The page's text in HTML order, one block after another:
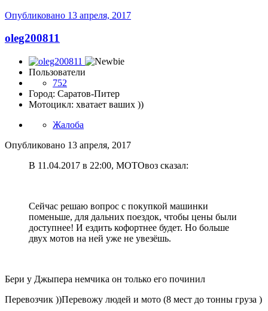
Опубликовано 13 апреля, 2017
oleg200811
Пользователи
752
Город: Саратов-Питер
Мотоцикл: хватает ваших ))
Жалоба
Опубликовано 13 апреля, 2017
В 11.04.2017 в 22:00, МОТОвоз сказал:
Сейчас решаю вопрос с покупкой машинки
поменьше, для дальних поездок, чтобы цены были
доступнее! И ездить кофортнее будет. Но больше
двух мотов на ней уже не увезёшь.
Бери у Джыпера немчика он только его починил
Перевозчик ))Перевожу людей и мото (8 мест до тонны груза )